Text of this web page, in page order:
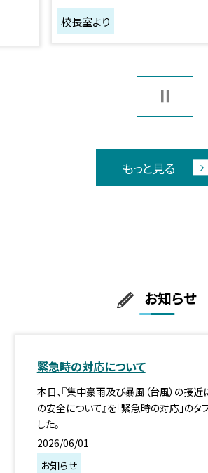
校長室より
もっと見る
お知らせ
緊急時の対応について
本日、『集中豪雨及び暴風（台風）の接
の安全について』を「緊急時の対応」のタ
した。
2026/06/01
お知らせ